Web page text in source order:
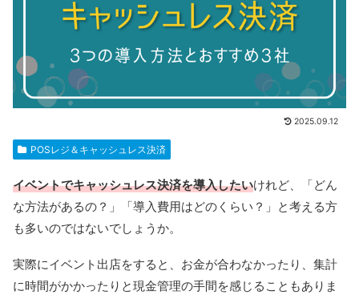
2025.09.12
POSレジ＆キャッシュレス決済
イベントでキャッシュレス決済を導入したいけれど、「どん
な方法があるの？」「導入費用はどのくらい？」と考える方
も多いのではないでしょうか。
実際にイベント出店をすると、お金が合わなかったり、集計
に時間がかかったりと現金管理の手間を感じることもありま